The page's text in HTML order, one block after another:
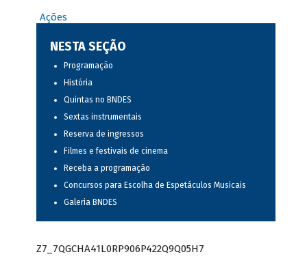
Ações
NESTA SEÇÃO
Programação
História
Quintas no BNDES
Sextas instrumentais
Reserva de ingressos
Filmes e festivais de cinema
Receba a programação
Concursos para Escolha de Espetáculos Musicais
Galeria BNDES
Z7_7QGCHA41L0RP906P422Q9Q05H7